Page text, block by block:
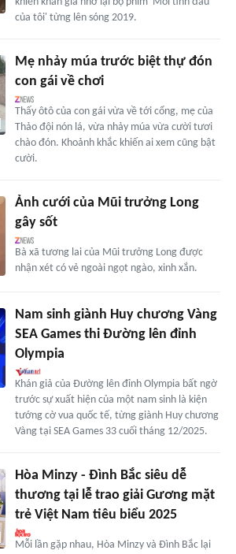
của tôi' từng lên sóng 2019.
Mẹ nhảy múa trước biệt thự đón
con gái về chơi
Thấy ôtô của con gái vừa về tới cổng, mẹ của
Thảo đội nón lá, vừa nhảy múa vừa cười tươi
chào đón. Khoảnh khắc khiến ai xem cũng bật
cười.
Ảnh cưới của Mũi trưởng Long
gây sốt
Bà xã tương lai của Mũi trưởng Long được
nhận xét có vẻ ngoài ngọt ngào, xinh xắn.
Nam sinh giành Huy chương Vàng
SEA Games thi Đường lên đỉnh
Olympia
Khán giả của Đường lên đỉnh Olympia bất ngờ
trước sự xuất hiện của một nam sinh là kiện
tướng cờ vua quốc tế, từng giành Huy chương
Vàng tại SEA Games 33 cuối tháng 12/2025.
Hòa Minzy - Đình Bắc siêu dễ
thương tại lễ trao giải Gương mặt
trẻ Việt Nam tiêu biểu 2025
Mỗi lần gặp nhau, Hòa Minzy và Đình Bắc lại